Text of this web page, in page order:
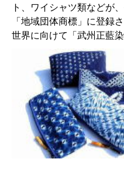
ト、ワイシャツ類などが
「地域団体商標」に登録
世界に向けて「武州正藍